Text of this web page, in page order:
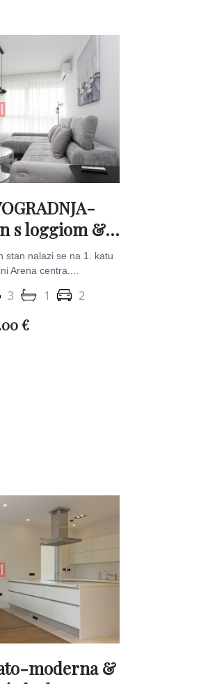
s loggiom & 2
mjesta
stan nalazi se na 1. katu
Arena centra....
3 1 2
€
moderna &